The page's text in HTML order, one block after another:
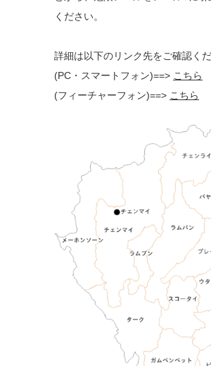
ください。
詳細は以下のリンク先をご確認くだ
(PC・スマートフォン)==> こちら
(フィーチャーフォン)==> こちら